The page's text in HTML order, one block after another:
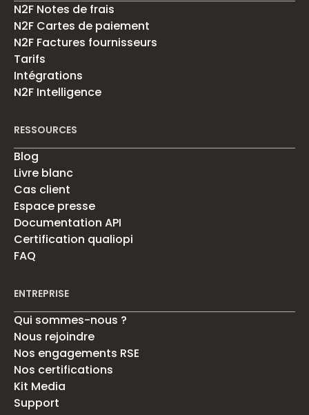
N2F Notes de frais
N2F Cartes de paiement
N2F Factures fournisseurs
Tarifs
Intégrations
N2F Intelligence
RESSOURCES
Blog
Livre blanc
Cas client
Espace presse
Documentation API
Certification qualiopi
FAQ
ENTREPRISE
Qui sommes-nous ?
Nous rejoindre
Nos engagements RSE
Nos certifications
Kit Media
Support